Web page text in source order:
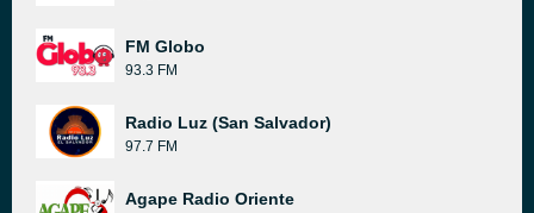
FM Globo
93.3 FM
Radio Luz (San Salvador)
97.7 FM
Agape Radio Oriente